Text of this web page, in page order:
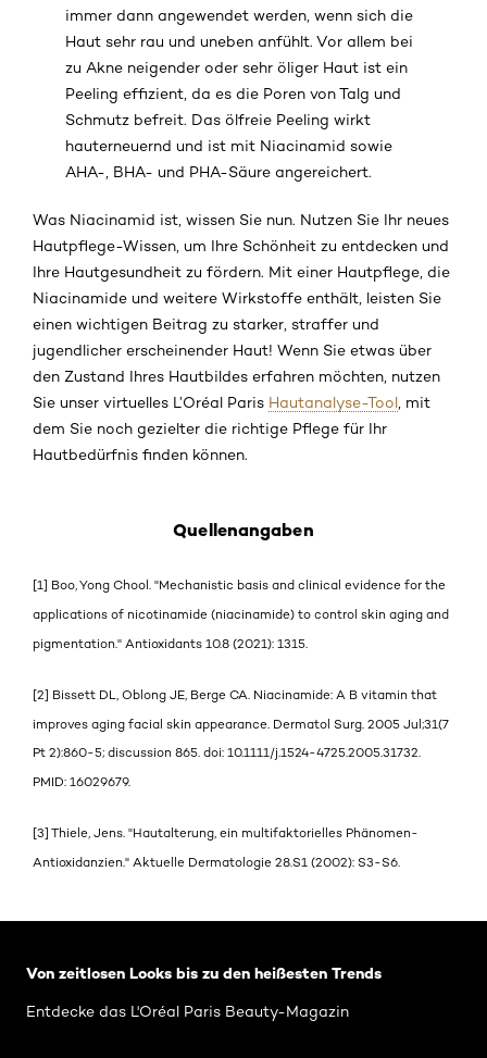
immer dann angewendet werden, wenn sich die
Haut sehr rau und uneben anfühlt. Vor allem bei
zu Akne neigender oder sehr öliger Haut ist ein
Peeling effizient, da es die Poren von Talg und
Schmutz befreit. Das ölfreie Peeling wirkt
hauterneuernd und ist mit Niacinamid sowie
AHA-, BHA- und PHA-Säure angereichert.
Was Niacinamid ist, wissen Sie nun. Nutzen Sie Ihr neues
Hautpflege-Wissen, um Ihre Schönheit zu entdecken und
Ihre Hautgesundheit zu fördern. Mit einer Hautpflege, die
Niacinamide und weitere Wirkstoffe enthält, leisten Sie
einen wichtigen Beitrag zu starker, straffer und
jugendlicher erscheinender Haut! Wenn Sie etwas über
den Zustand Ihres Hautbildes erfahren möchten, nutzen
Sie unser virtuelles L’Oréal Paris Hautanalyse-Tool, mit
dem Sie noch gezielter die richtige Pflege für Ihr
Hautbedürfnis finden können.
Quellenangaben
[1] Boo, Yong Chool. "Mechanistic basis and clinical evidence for the
applications of nicotinamide (niacinamide) to control skin aging and
pigmentation." Antioxidants 10.8 (2021): 1315.
[2] Bissett DL, Oblong JE, Berge CA. Niacinamide: A B vitamin that
improves aging facial skin appearance. Dermatol Surg. 2005 Jul;31(7
Pt 2):860-5; discussion 865. doi: 10.1111/j.1524-4725.2005.31732.
PMID: 16029679.
[3] Thiele, Jens. "Hautalterung, ein multifaktorielles Phänomen-
Antioxidanzien." Aktuelle Dermatologie 28.S1 (2002): S3-S6.
Von zeitlosen Looks bis zu den heißesten Trends
Entdecke das L'Oréal Paris Beauty-Magazin